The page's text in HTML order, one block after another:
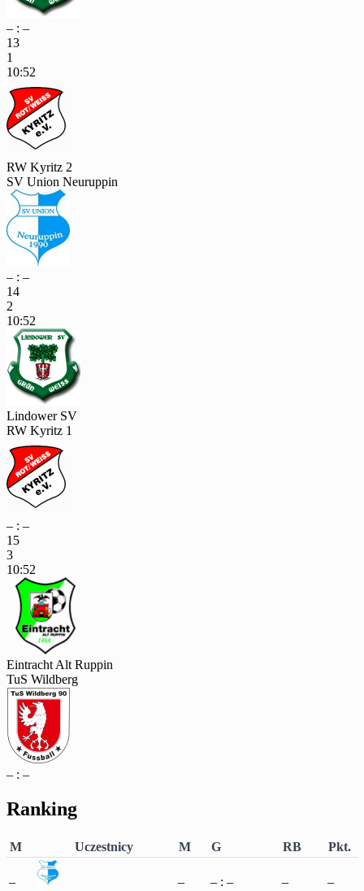
– : –
13
1
10:52
RW Kyritz 2
SV Union Neuruppin
– : –
14
2
10:52
Lindower SV
RW Kyritz 1
– : –
15
3
10:52
Eintracht Alt Ruppin
TuS Wildberg
– : –
Ranking
M Uczestnicy M G RB Pkt.
–
– – : – – –